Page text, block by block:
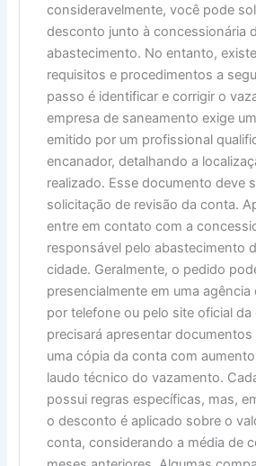
consideravelmente, você pode
desconto junto à concessionária
abastecimento. No entanto,
requisitos e procedimentos a
passo é identificar e corrigir o
empresa de saneamento exige
emitido por um profissional
encanador, detalhando a
realizado. Esse documento deve
solicitação de revisão da conta.
entre em contato com a
responsável pelo abastecimento
cidade. Geralmente, o pedido
presencialmente em uma
por telefone ou pelo site oficial da
precisará apresentar documentos
uma cópia da conta com
laudo técnico do vazamento.
possui regras específicas, mas,
o desconto é aplicado sobre o
conta, considerando a média de